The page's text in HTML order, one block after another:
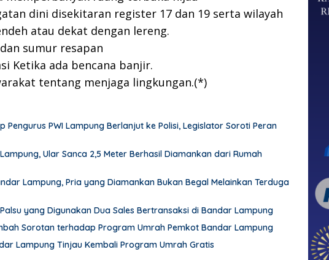
dini disekitaran register 17 dan 19 serta wilayah
atau dekat dengan lereng.
sumur resapan
Ketika ada bencana banjir.
tentang menjaga lingkungan.(*)
PWI Lampung Berlanjut ke Polisi, Legislator Soroti Peran
Ular Sanca 2,5 Meter Berhasil Diamankan dari Rumah
Lampung, Pria yang Diamankan Bukan Begal Melainkan Terduga
yang Digunakan Dua Sales Bertransaksi di Bandar Lampung
Sorotan terhadap Program Umrah Pemkot Bandar Lampung
Lampung Tinjau Kembali Program Umrah Gratis